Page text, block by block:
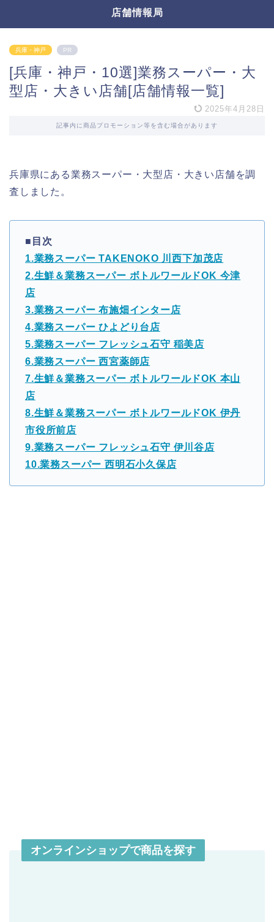
店舗情報局
兵庫・神戸 PR
[兵庫・神戸・10選]業務スーパー・大
型店・大きい店舗[店舗情報一覧]
2025年4月28日
記事内に商品プロモーション等を含む場合があります
兵庫県にある業務スーパー・大型店・大きい店舗を調
査しました。
■目次
1.業務スーパー TAKENOKO 川西下加茂店
2.生鮮＆業務スーパー ボトルワールドOK 今津
店
3.業務スーパー 布施畑インター店
4.業務スーパー ひよどり台店
5.業務スーパー フレッシュ石守 稲美店
6.業務スーパー 西宮薬師店
7.生鮮＆業務スーパー ボトルワールドOK 本山
店
8.生鮮＆業務スーパー ボトルワールドOK 伊丹
市役所前店
9.業務スーパー フレッシュ石守 伊川谷店
10.業務スーパー 西明石小久保店
オンラインショップで商品を探す